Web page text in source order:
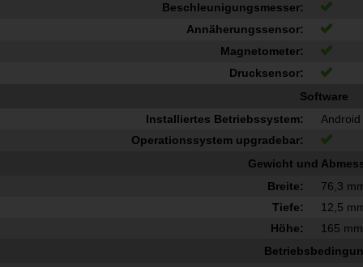
Beschleunigungsmesser:
Annäherungssensor:
Magnetometer:
Drucksensor:
Software
Installiertes Betriebssystem:
Android
Operationssystem upgradebar:
Gewicht und
Breite:
76,3
Tiefe:
12,5
Höhe:
165 mm